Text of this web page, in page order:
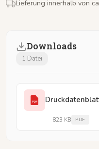
Lieferung innerhalb von
Downloads
1 Datei
PDF
823 KB PDF